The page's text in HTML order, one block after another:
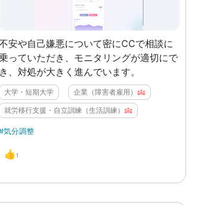
安や自己嫌悪について密にCCで相談に
っていただき、モニタリングが適切にで
き、対処が大きく進んでいます。
大学・短期大学 企業（障害者雇用）
就労移行支援・自立訓練（生活訓練）
気分調整
👍1